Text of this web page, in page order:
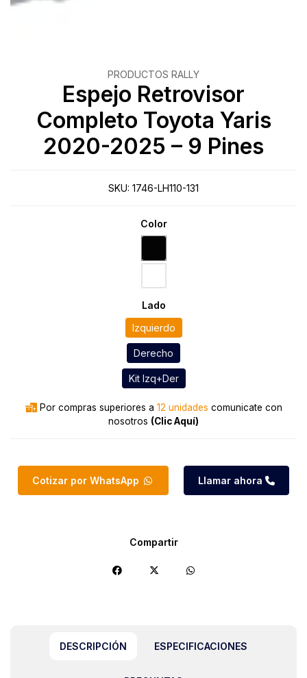
PRODUCTOS RALLY
Espejo Retrovisor
Completo Toyota Yaris
2020-2025 – 9 Pines
SKU: 1746-LH110-131
Color
Lado
Izquierdo
Derecho
Kit Izq+Der
Por compras superiores a 12 unidades comunicate con
nosotros (Clic Aquí)
Cotizar por WhatsApp Llamar ahora
Compartir
DESCRIPCIÓN ESPECIFICACIONES